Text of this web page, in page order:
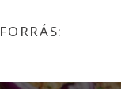
FORRÁS: